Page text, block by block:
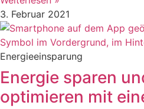
3. Februar 2021
Energieeinsparung
Energie sparen
optimieren mit